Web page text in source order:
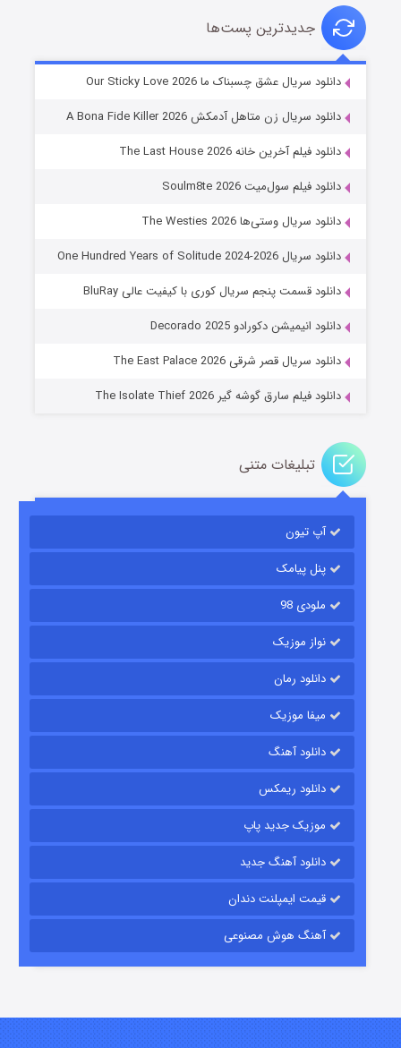
شوهر
عملیات آپارتمان
قسمت۲ (زیرنویس) منتشر شد
قسمت
قسمت۷ (زیرنویس) منتشر شد
جدیدترین پست‌ها
دانلود سریال عشق چسبناک ما Our Sticky Love 2026
دانلود سریال زن متاهل آدمکش A Bona Fide Killer 2026
دانلود فیلم آخرین خانه The Last House 2026
دانلود فیلم سول‌میت Soulm8te 2026
دانلود سریال وستی‌ها The Westies 2026
دانلود سریال One Hundred Years of Solitude 2024-2026
دانلود قسمت پنجم سریال کوری با کیفیت عالی BluRay
دانلود انیمیشن دکورادو Decorado 2025
دانلود سریال قصر شرقی The East Palace 2026
دانلود فیلم سارق گوشه گیر The Isolate Thief 2026
تبلیغات متنی
آپ تیون
پنل پیامک
ملودی 98
نواز موزیک
دانلود رمان
میفا موزیک
دانلود آهنگ
دانلود ریمکس
موزیک جدید پاپ
دانلود آهنگ جدید
قیمت ایمپلنت دندان
آهنگ هوش مصنوعی